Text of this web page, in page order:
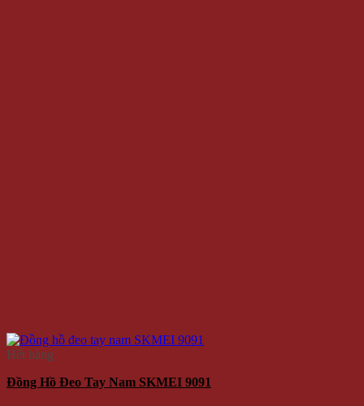
Hết hàng
Đồng Hồ Đeo Tay Nam SKMEI 9091